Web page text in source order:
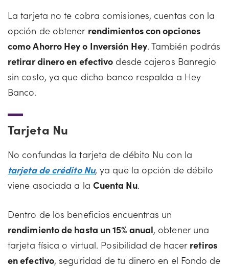
La tarjeta no te cobra comisiones, cuentas con la
opción de obtener rendimientos con opciones
como Ahorro Hey o Inversión Hey. También podrás
retirar dinero en efectivo desde cajeros Banregio
sin costo, ya que dicho banco respalda a Hey
Banco.
Tarjeta Nu
No confundas la tarjeta de débito Nu con la
tarjeta de crédito Nu, ya que la opción de débito
viene asociada a la Cuenta Nu.
Dentro de los beneficios encuentras un
rendimiento de hasta un 15% anual, obtener una
tarjeta física o virtual. Posibilidad de hacer retiros
en efectivo, seguridad de tu dinero en el Fondo de